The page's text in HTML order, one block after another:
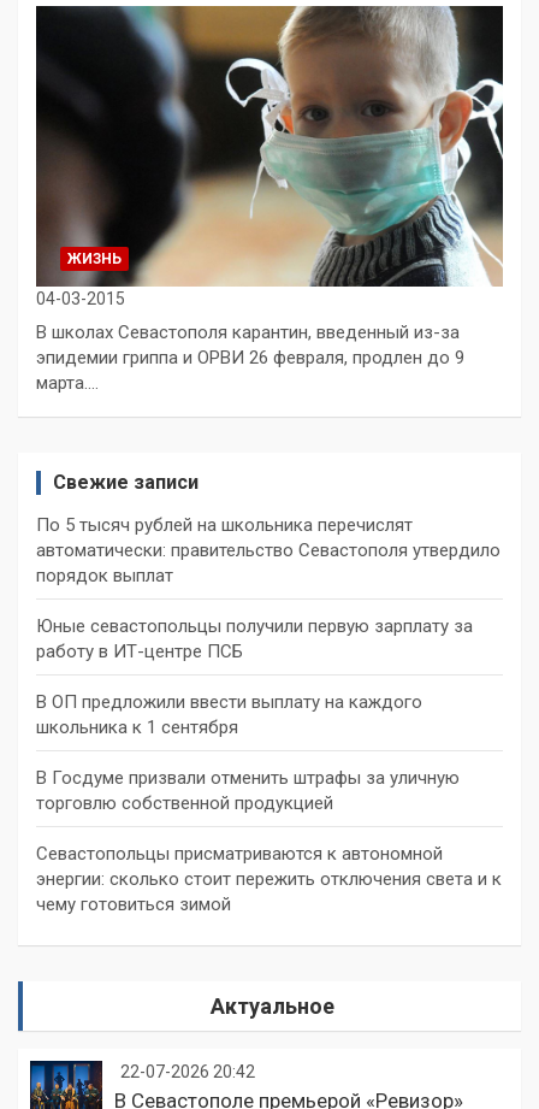
ЖИЗНЬ
04-03-2015
В школах Севастополя карантин, введенный из-за
эпидемии гриппа и ОРВИ 26 февраля, продлен до 9
марта.…
Свежие записи
По 5 тысяч рублей на школьника перечислят
автоматически: правительство Севастополя утвердило
порядок выплат
Юные севастопольцы получили первую зарплату за
работу в ИТ-центре ПСБ
В ОП предложили ввести выплату на каждого
школьника к 1 сентября
В Госдуме призвали отменить штрафы за уличную
торговлю собственной продукцией
Севастопольцы присматриваются к автономной
энергии: сколько стоит пережить отключения света и к
чему готовиться зимой
Актуальное
22-07-2026 20:42
В Севастополе премьерой «Ревизор»